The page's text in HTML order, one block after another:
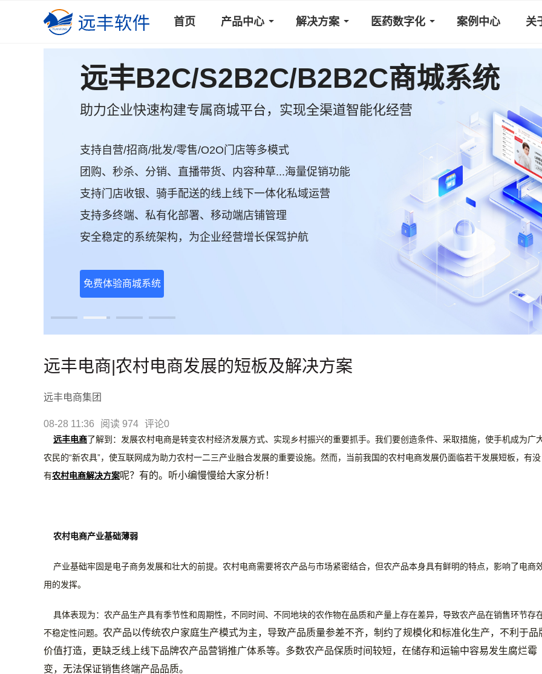
首页 产品中心 解决方案 医药数字化 案例中心 关
远丰B2C/S2B2C/B2B2C商城系统
助力企业快速构建专属商城平台，实现全渠道智能化经营
支持自营/招商/批发/零售/O2O门店等多模式
团购、秒杀、分销、直播带货、内容种草...海量促销功能
支持门店收银、骑手配送的线上线下一体化私域运营
支持多终端、私有化部署、移动端店铺管理
安全稳定的系统架构，为企业经营增长保驾护航
免费体验商城系统
远丰电商|农村电商发展的短板及解决方案
远丰电商集团
08-28 11:36 阅读 974 评论0
远丰电商了解到：发展农村电商是转变农村经济发展方式、实现乡村振兴的重要抓手。我们要创造条件、采取措施，使手机成为广
农民的“新农具”，使互联网成为助力农村一二三产业融合发展的重要设施。 然而，当前我国的农村电商发展仍面临若干发展短板，有没
有农村电商解决方案呢？有的。听小编慢慢给大家分析！
农村电商产业基础薄弱
产业基础牢固是电子商务发展和壮大的前提。农村电商需要将农产品与市场紧密结合，但农产品本身具有鲜明的特点，影响了电商
用的发挥。
具体表现为：农产品生产具有季节性和周期性，不同时间、不同地块的农作物在品质和产量上存在差异，导致农产品在销售环节存
不稳定性问题。 农产品以传统农户家庭生产模式为主，导致产品质量参差不齐，制约了规模化和标准化生产，不利于品
价值打造，更缺乏线上线下品牌农产品营销推广体系等。 多数农产品保质时间较短，在储存和运输中容易发生腐烂霉
变，无法保证销售终端产品品质。